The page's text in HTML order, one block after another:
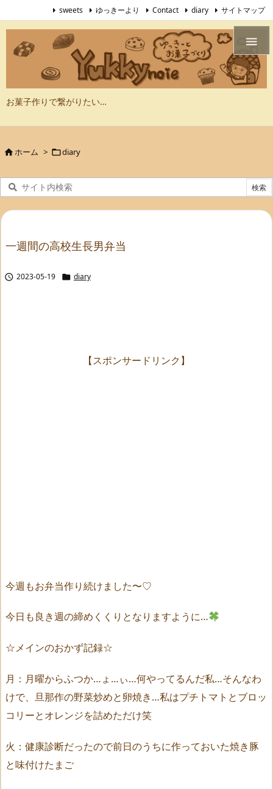
お菓子作りで繋がりたい…

sweets ゆっきーより Contact diary サイトマップ
ホーム > diary
一週間の高校生長男弁当
 2023-05-19  diary
【スポンサードリンク】
今週もお弁当作り続けました〜♡
今日も良き週の締めくくりとなりますように…
☆メインのおかず記録☆
月：月曜からふつか…ょ…ぃ…何やってるんだ私…そんなわ
けで、旦那作の野菜炒めと卵焼き…私はプチトマトとブロッ
コリーとオレンジを詰めただけ笑
火：健康診断だったので前日のうちに作っておいた焼き豚
と味付けたまご